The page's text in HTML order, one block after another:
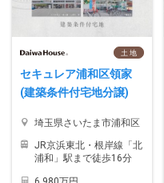
土 地
セキュレア浦和区領家
(建築条件付宅地分譲)
埼玉県さいたま市浦和区
JR京浜東北・根岸線「北
浦和」駅まで徒歩16分